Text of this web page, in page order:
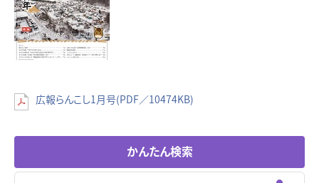
広報らんこし1月号(PDF／10474KB)
かんたん検索